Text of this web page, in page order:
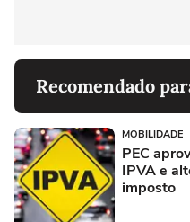
Recomendado
MOBILIDADE
PEC
IPVA e
imposto